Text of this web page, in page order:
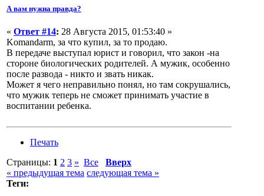
А вам нужна правда?
« Ответ #14: 28 Августа 2015, 01:53:40 »
Komandarm, за что купил, за то продаю.
В передаче выступал юрист и говорил, что закон -на
стороне биологических родителей. А мужик, особенно
после развода - никто и звать никак.
Может я чего неправильно понял, но там сокрушались,
что мужик теперь не сможет принимать участие в
воспитании ребенка.
Печать
Страницы: 1 2 3 » Все
Вверх
« предыдущая тема следующая тема »
Теги: